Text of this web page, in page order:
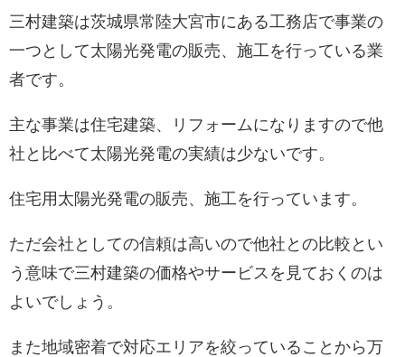
三村建築は茨城県常陸大宮市にある工務店で事業の
一つとして太陽光発電の販売、施工を行っている業
者です。
主な事業は住宅建築、リフォームになりますので他
社と比べて太陽光発電の実績は少ないです。
住宅用太陽光発電の販売、施工を行っています。
ただ会社としての信頼は高いので他社との比較とい
う意味で三村建築の価格やサービスを見ておくのは
よいでしょう。
また地域密着で対応エリアを絞っていることから万